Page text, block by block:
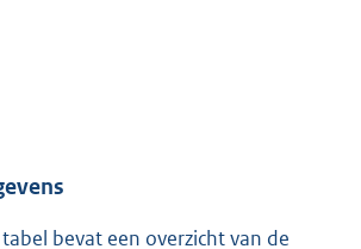
bevat een overzicht van de